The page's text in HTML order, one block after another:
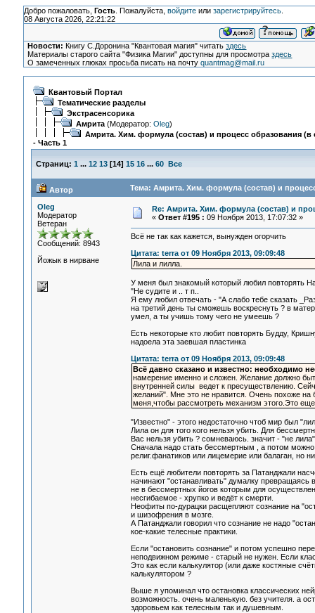
Добро пожаловать, Гость. Пожалуйста, войдитеили зарегистрируйтесь.
08 Августа 2026, 22:21:22
Новости: Книгу С.Доронина "Квантовая магия" читатьздесь
Материалы старого сайта "Физика Магии" доступны для просмотраздесь
О замеченных глюках просьба писать на почтуquantmag@mail.ru
Квантовый Портал
Тематические разделы
Экстрасенсорика
Амрита(Модератор: Oleg)
Амрита. Хим. формула (состав) и процесс образования (в
- Часть 1
Страниц: 1 ... 12 13[14] 15 16 ... 60 Все
Автор Тема: Амрита. Хим. формула (состав) и
Oleg
Модератор
Ветеран
Сообщений: 8943
Йожык в нирване
Re: Амрита. Хим. формула (состав) и
« Ответ #195 : 09 Ноября 2013, 17:07:32 »
Всё не так как кажется, вынужден огорчить
Цитата: terra от 09 Ноября 2013, 09:09:48
Лила и лилла.
У меня был знакомый который любил повторять
"Не судите и .. т п..
Я ему любил отвечать - "А слабо тебе сказать
на третий день ты сможешь воскреснуть ? в
умел, а ты учишь тому чего не умеешь ?
Есть некоторые кто любит повторять Будду,
надоела эта заевшая пластинка
Цитата: terra от 09 Ноября 2013, 09:09:48
Всё давно сказано и известно: необходимо
намерение именно и сложен. Желание должно
внутренней силы ведет к пресуществлению.
желаний". Мне это не нравится. Очень похоже
меня,чтобы рассмотреть механизм этого.Это
"Известно" - этого недостаточно чтоб мир был
Лила он для того кого нельзя убить. Для
Вас нельзя убить ? сомневаюсь. значит - "не
Сначала надо стать бессмертным , а потом
религ.фанатиков или лицемерие или балаган, но
Есть ещё любители повторять за Патанджали
начинают "останавливать" думалку превращаясь
не в бессмертных йогов которым для
несгибаемое - хрупко и ведёт к смерти.
Неофиты по-дурацки расщепляют сознание на
и шизофрения в мозге.
А Патанджали говорил что сознание не надо
кое-какие телесные практики.
Если "остановить сознание" и потом успешно
неподвижном режиме - старый не нужен. Если
Это как если калькулятор (или даже костяные
калькулятором ?
Выше я упоминал что остановка классических
возможность. очень маленькую. без учителя. а
здоровьем как телесным так и душевным.